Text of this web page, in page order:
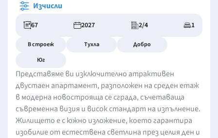
Изчисли
67 2027 2/4 1
В строеж Тухла
Добро
Юг
Представяме ви изключително атрактивен
двустаен апартамент, разположен на среден етаж
в модерна новострояща се сграда, съчетаваща
съвременна визия и висок стандарт на изпълнение.
Жилището е с южно изложение, което гарантира
изобилие от естествена светлина през целия ден и